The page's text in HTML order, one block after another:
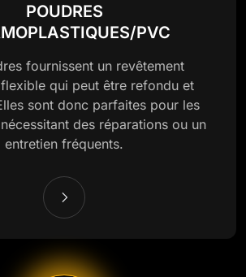
POUDRES
PVC
fournissent un revêtement
qui peut être refondu et
sont donc parfaites pour les
des réparations ou un
entretien fréquents.